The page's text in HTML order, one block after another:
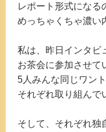
レポート形式になる
めっちゃくちゃ濃い
私は、昨日インタビ
お茶会に参加させて
5人みんな同じワン
それぞれ取り組んで
そして、それぞれ独